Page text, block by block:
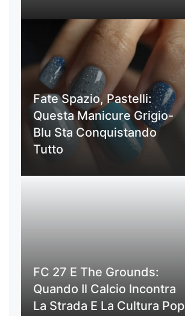
Fate Spazio, Pastelli:
Questa Manicure Grigio-
Blu Sta Conquistando
Tutto
FC 27 E The Grounds:
Quando Il Calcio Incontra
La Strada E La Cultura Pop